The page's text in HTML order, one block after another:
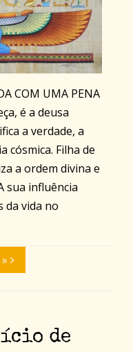
COM UMA PENA
é a deusa
a verdade, a
cósmica. Filha de
a ordem divina e
sua influência
da vida no
de